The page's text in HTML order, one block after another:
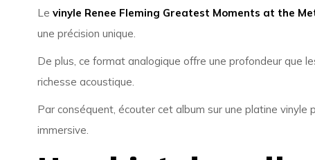
Le vinyle Renee Fleming Greatest Moments at the
une précision unique.
De plus, ce format analogique offre une profondeur que
richesse acoustique.
Par conséquent, écouter cet album sur une platine
immersive.